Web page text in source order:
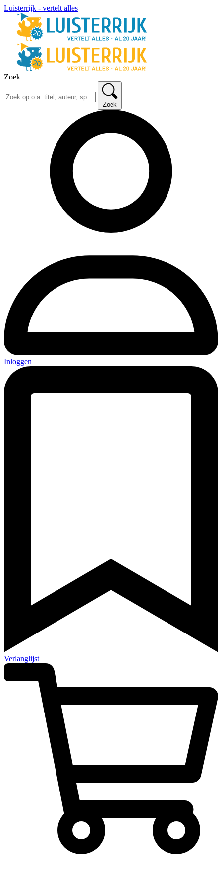
Luisterrijk - vertelt alles
Zoek
Zoek
Inloggen
Verlanglijst